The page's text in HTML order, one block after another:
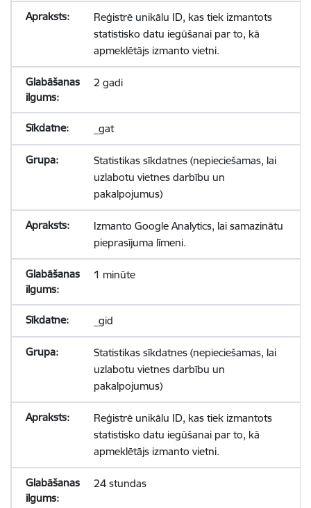
Reģistrē unikālu ID, kas tiek izmantots
statistisko datu iegūšanai par to, kā
apmeklētājs izmanto vietni.
2 gadi
_gat
Statistikas sīkdatnes (nepieciešamas, lai
uzlabotu vietnes darbību un
pakalpojumus)
Izmanto Google Analytics, lai samazinātu
pieprasījuma līmeni.
1 minūte
_gid
Statistikas sīkdatnes (nepieciešamas, lai
uzlabotu vietnes darbību un
pakalpojumus)
Reģistrē unikālu ID, kas tiek izmantots
statistisko datu iegūšanai par to, kā
apmeklētājs izmanto vietni.
24 stundas